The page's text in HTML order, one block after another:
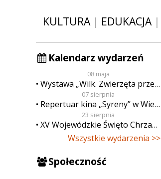
KULTURA| EDUKACJA|
Kalendarz wydarzeń
08 maja
Wystawa „Wilk. Zwierzęta przeklęte”
07 sierpnia
Repertuar kina „Syreny” w Wieluniu w dn. od 7 do 13 sierpnia
23 sierpnia
XV Wojewódzkie Święto Chrzanu
Wszystkie wydarzenia >>
Społeczność